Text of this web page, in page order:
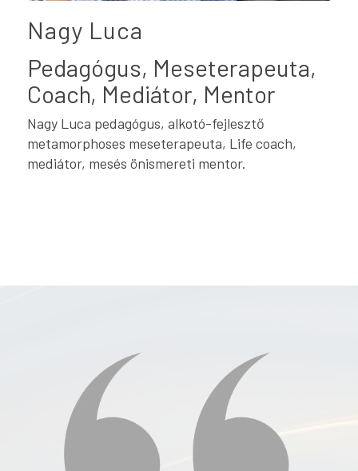
Nagy Luca
Pedagógus, Meseterapeuta,
Coach, Mediátor, Mentor
Nagy Luca pedagógus, alkotó-fejlesztő
metamorphoses meseterapeuta, Life coach,
mediátor, mesés önismereti mentor.